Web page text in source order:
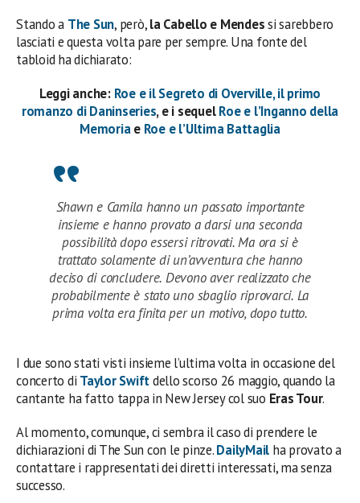
Stando a The Sun, però,la Cabello e Mendessi sarebbero
lasciati e questa volta pare per sempre. Una fonte del
tabloid ha dichiarato:
Leggi anche: Roe e il Segreto di Overville, il primo
romanzo di Daninseries, e i sequelRoe e l’Inganno della
Memoriae Roe e l’Ultima Battaglia
Shawn e Camila hanno un passato importante
insieme e hanno provato a darsi una seconda
possibilità dopo essersi ritrovati. Ma ora si è
trattato solamente di un’avventura che hanno
deciso di concludere. Devono aver realizzato che
probabilmente è stato uno sbaglio riprovarci. La
prima volta era finita per un motivo, dopo tutto.
I due sono stati visti insieme l’ultima volta in occasione del
concerto di Taylor Swiftdello scorso 26 maggio, quando la
cantante ha fatto tappa in New Jersey col suo Eras Tour.
Al momento, comunque, ci sembra il caso di prendere le
dichiarazioni di The Sun con le pinze.DailyMail ha provato a
contattare i rappresentati dei diretti interessati, ma senza
successo.